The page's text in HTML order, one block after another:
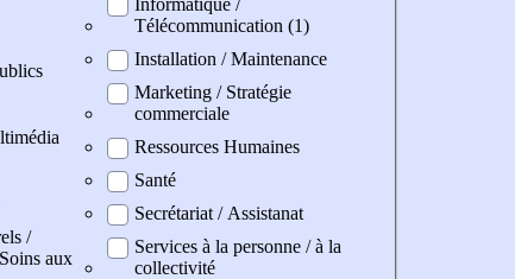
/
aux
Télécommunication (1)
Installation / Maintenance
Marketing / Stratégie
commerciale
Ressources Humaines
Santé
Secrétariat / Assistanat
Services à la personne / à la
collectivité